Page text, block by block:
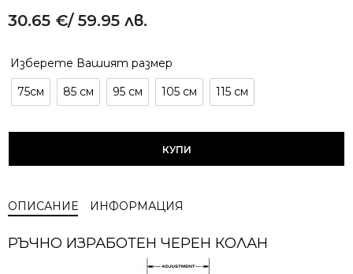
30.65 €/ 59.95 лв.
Изберете Вашият размер
75см 85 см 95 см 105 см 115 см
КУПИ
ОПИСАНИЕ ИНФОРМАЦИЯ
РЪЧНО ИЗРАБОТЕН ЧЕРЕН КОЛАН